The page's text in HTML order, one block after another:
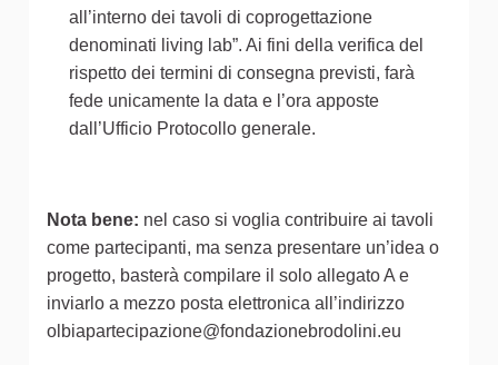
all’interno dei tavoli di coprogettazione
denominati living lab”. Ai fini della verifica del
rispetto dei termini di consegna previsti, farà
fede unicamente la data e l’ora apposte
dall’Ufficio Protocollo generale.
Nota bene: nel caso si voglia contribuire ai tavoli
come partecipanti, ma senza presentare un’idea o
progetto, basterà compilare il solo allegato A e
inviarlo a mezzo posta elettronica all’indirizzo
olbiapartecipazione@fondazionebrodolini.eu